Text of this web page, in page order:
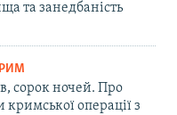
та занедбаність
сорок ночей. Про
кримської операції з